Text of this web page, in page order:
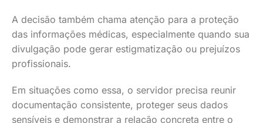
A decisão também chama atenção para a proteção
das informações médicas, especialmente quando sua
divulgação pode gerar estigmatização ou prejuízos
profissionais.
Em situações como essa, o servidor precisa reunir
documentação consistente, proteger seus dados
sensíveis e demonstrar a relação concreta entre o